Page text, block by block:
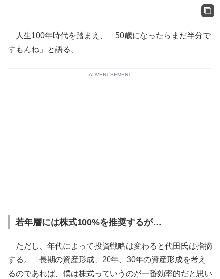
人生100年時代を踏まえ、「50歳になったらまだ半分で
すもんね」と語る。
ADVERTISEMENT
若年層には株式100%を推奨するが…
ただし、年代によって投資戦略は変わると代田氏は指摘
する。「長期の資産形成、20年、30年の資産形成を考え
るのであれば、僕は株式っていうのが一番効率的だと思い